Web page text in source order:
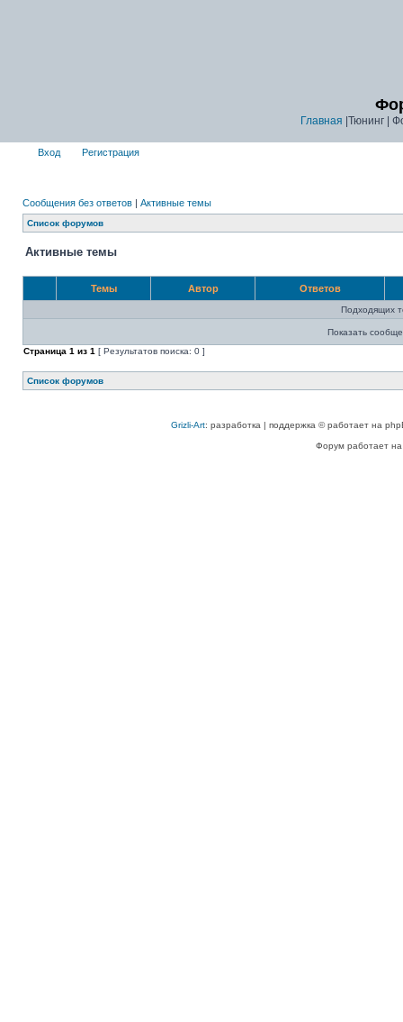
Главная |Тюнинг |
Вход Регистрация
Сообщения без ответов | Активные темы
Список форумов
Активные темы
Темы Автор Ответов
Подходящих
Показать
Страница 1 из 1 [ Результатов поиска: 0 ]
Список форумов
Grizli-Art: разработка | поддержка © работает на
Форум работает